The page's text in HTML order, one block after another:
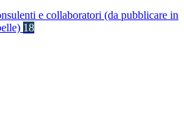
e collaboratori (da pubblicare in
18